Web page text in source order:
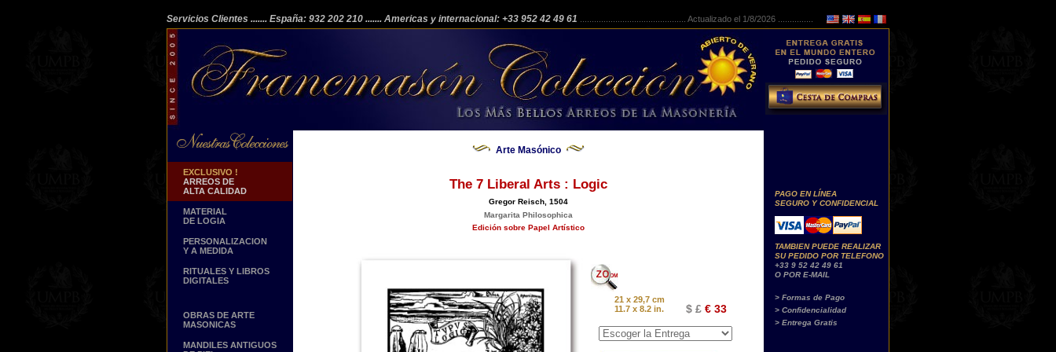
Servicios Clientes ....... España: 932 202 210 ....... Americas y internacional: +33 952 42 49 61 Actualizado el 1/8/2026 ...............
EXCLUSIVO !
ARREOS DE
ALTA CALIDAD
MATERIAL
DE LOGIA
PERSONALIZACION
Y A MEDIDA
RITUALES Y LIBROS
DIGITALES
OBRAS DE ARTE
MASONICAS
MANDILES ANTIGUOS
Arte Masónico
The 7 Liberal Arts : Logic
Gregor Reisch, 1504
Margarita Philosophica
Edición sobre Papel Artístico
21 x 29,7 cm
11.7 x 8.2 in.
$ £ € 33
PAGO EN LÍNEA
SEGURO Y CONFIDENCIAL
TAMBIEN PUEDE REALIZAR
SU PEDIDO POR TELEFONO
+33 9 52 42 49 61
O POR E-MAIL
> Formas de Pago
> Confidencialidad
> Entrega Gratis